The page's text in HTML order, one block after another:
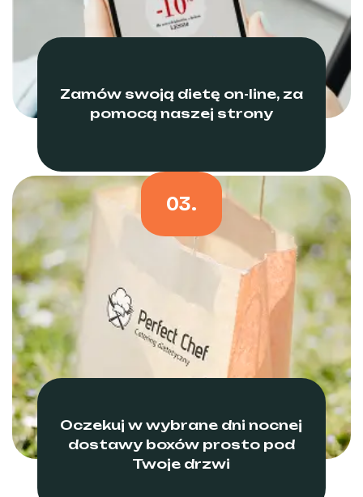
Zamów swoją dietę on-line, za
pomocą naszej strony
03.
Oczekuj w wybrane dni nocnej
dostawy boxów prosto pod
Twoje drzwi